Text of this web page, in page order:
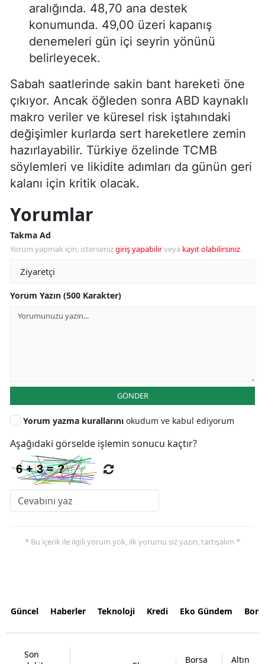
aralığında. 48,70 ana destek
konumunda. 49,00 üzeri kapanış
denemeleri gün içi seyrin yönünü
belirleyecek.
Sabah saatlerinde sakin bant hareketi öne
çıkıyor. Ancak öğleden sonra ABD kaynaklı
makro veriler ve küresel risk iştahındaki
değişimler kurlarda sert hareketlere zemin
hazırlayabilir. Türkiye özelinde TCMB
söylemleri ve likidite adımları da günün geri
kalanı için kritik olacak.
Yorumlar
Takma Ad
Yorum yapmak için, istersenizgiriş yapabilirveya kayıt olabilirsiniz.
Yorum Yazın (500 Karakter)
GÖNDER
Yorum yazma kurallarını okudum ve kabul ediyorum
Aşağıdaki görselde işlemin sonucu kaçtır?
* Bu içerik ile ilgili yorum yok, ilk yorumu siz yazın, tartışalım *
Güncel Haberler Teknoloji Kredi Eko Gündem
Son
Borsa Altın